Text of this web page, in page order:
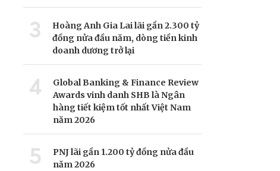
3
Hoàng Anh Gia Lai lãi gần 2.300 tỷ
đồng nửa đầu năm, dòng tiền kinh
doanh dương trở lại
4
Global Banking & Finance Review
Awards vinh danh SHB là Ngân
hàng tiết kiệm tốt nhất Việt Nam
năm 2026
5
PNJ lãi gần 1.200 tỷ đồng nửa đầu
năm 2026